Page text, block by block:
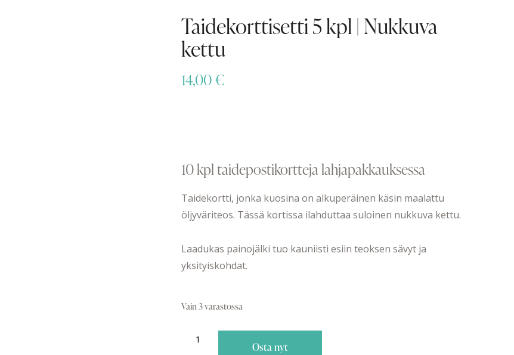
Taidekorttisetti 5 kpl | Nukkuva
kettu
14,00€
10 kpl taidepostikortteja lahjapakkauksessa
Taidekortti, jonka kuosina on alkuperäinen käsin maalattu
öljyväriteos. Tässä kortissa ilahduttaa suloinen nukkuva kettu.
Laadukas painojälki tuo kauniisti esiin teoksen sävyt ja
yksityiskohdat.
Vain 3 varastossa
Osta nyt